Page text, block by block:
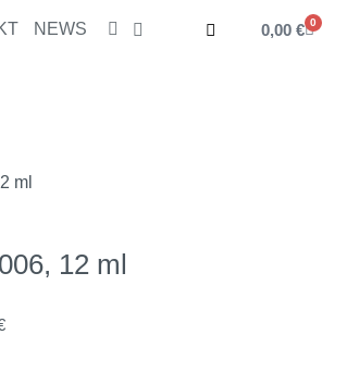
NEWS 0,00€ 0
ml
12 ml